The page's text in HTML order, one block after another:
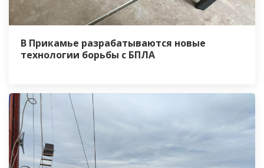
В Прикамье разрабатываются новые
технологии борьбы с БПЛА